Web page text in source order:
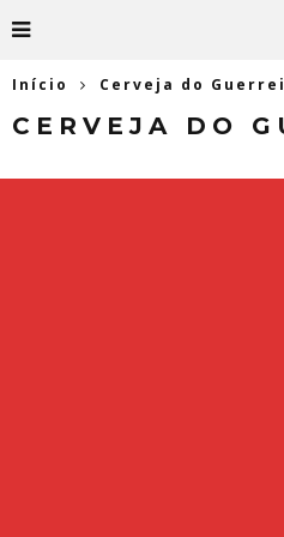
Início Cerveja do
CERVEJA DO